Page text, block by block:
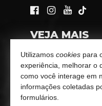
VEJA MAIS
Consultoria
trabalhe
Indicadores
Utilizamos cookies para
experiência, melhorar o
como você interage em
informações coletadas
formulários.